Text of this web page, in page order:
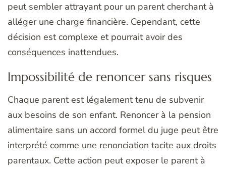
peut sembler attrayant pour un parent cherchant à
alléger une charge financière. Cependant, cette
décision est complexe et pourrait avoir des
conséquences inattendues.
Impossibilité de renoncer sans risques
Chaque parent est légalement tenu de subvenir
aux besoins de son enfant. Renoncer à la pension
alimentaire sans un accord formel du juge peut être
interprété comme une renonciation tacite aux droits
parentaux. Cette action peut exposer le parent à